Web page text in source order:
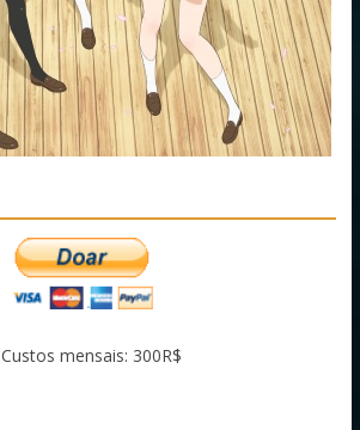
Custos mensais: 300R$